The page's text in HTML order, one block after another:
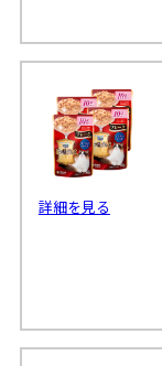
詳細を見る